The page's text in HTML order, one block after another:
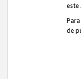
este
de